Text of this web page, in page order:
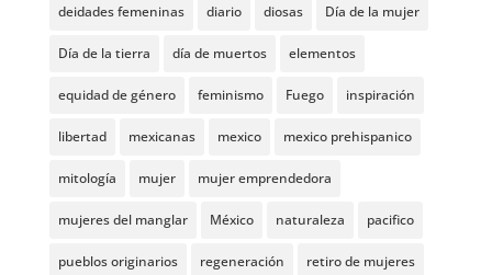
deidades femeninas diario diosas Día de la mujer
Día de la tierra día de muertos elementos
equidad de género feminismo Fuego inspiración
libertad mexicanas mexico mexico prehispanico
mitología mujer mujer emprendedora
mujeres del manglar México naturaleza pacifico
pueblos originarios regeneración retiro de mujeres